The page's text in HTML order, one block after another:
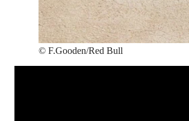
© F.Gooden/Red Bull